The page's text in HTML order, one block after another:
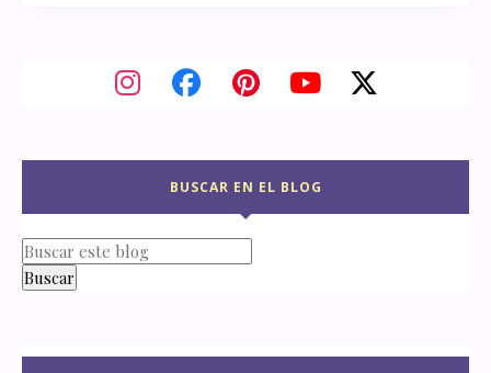
BUSCAR EN EL BLOG